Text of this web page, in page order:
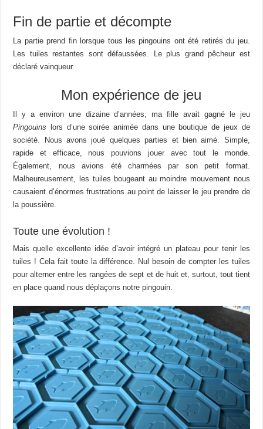
Fin de partie et décompte
La partie prend fin lorsque tous les pingouins ont été retirés du jeu.
Les tuiles restantes sont défaussées. Le plus grand pêcheur est
déclaré vainqueur.
Mon expérience de jeu
Il y a environ une dizaine d’années, ma fille avait gagné le jeu
Pingouins lors d’une soirée animée dans une boutique de jeux de
société. Nous avons joué quelques parties et bien aimé. Simple,
rapide et efficace, nous pouvions jouer avec tout le monde.
Également, nous avions été charmées par son petit format.
Malheureusement, les tuiles bougeant au moindre mouvement nous
causaient d’énormes frustrations au point de laisser le jeu prendre de
la poussière.
Toute une évolution !
Mais quelle excellente idée d’avoir intégré un plateau pour tenir les
tuiles ! Cela fait toute la différence. Nul besoin de compter les tuiles
pour alterner entre les rangées de sept et de huit et, surtout, tout tient
en place quand nous déplaçons notre pingouin.